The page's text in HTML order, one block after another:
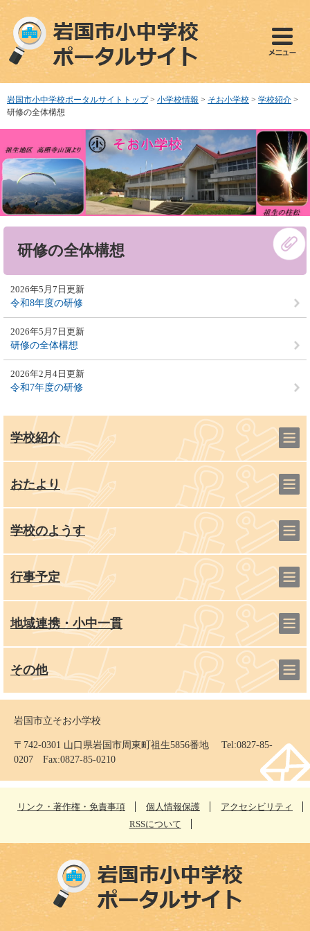
ペ
で
す
メ
ば
し
文
へ
岩国市小中学校ポータルサイトトップ > 小学校情報 > そお小学校 > 学校紹介 >
研修の全体構想
研修の全体構想
2026年5月7日更新
令和8年度の研修
2026年5月7日更新
研修の全体構想
2026年2月4日更新
令和7年度の研修
学校紹介
おたより
学校のようす
行事予定
地域連携・小中一貫
その他
岩国市立そお小学校
〒742-0301 山口県岩国市周東町祖生5856番地 Tel:0827-85-
0207 Fax:0827-85-0210
リンク・著作権・免責事項 個人情報保護
アクセシビリティ
RSSについて